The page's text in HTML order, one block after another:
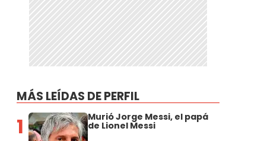
MÁS LEÍDAS DE PERFIL
1 Murió Jorge Messi, el papá
de Lionel Messi